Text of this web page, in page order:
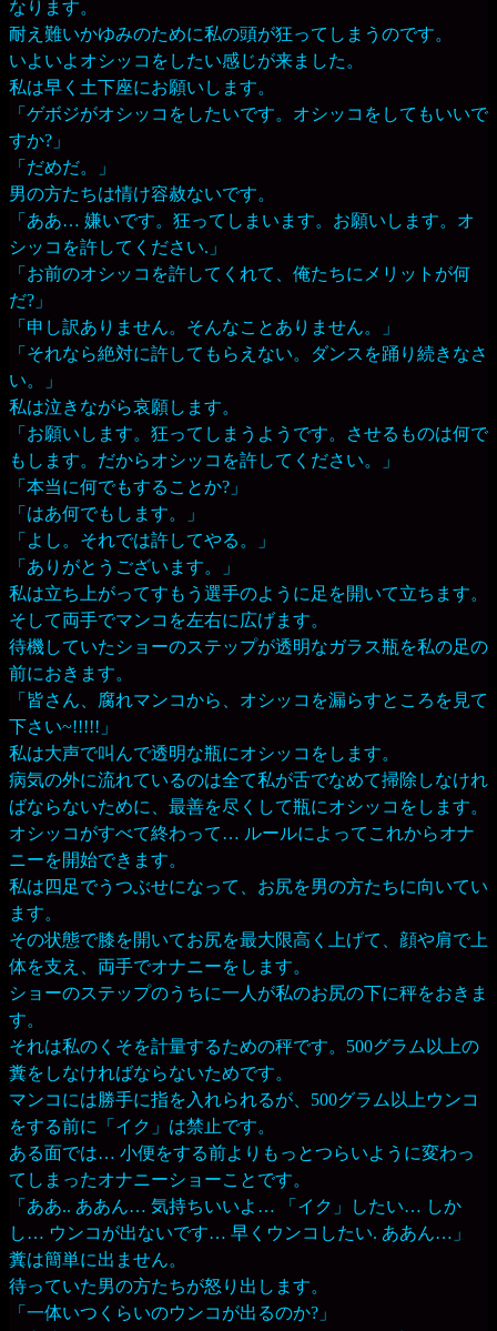
なります。
耐え難いかゆみのために私の頭が狂ってしまうのです。
いよいよオシッコをしたい感じが来ました。
私は早く土下座にお願いします。
「ゲボジがオシッコをしたいです。オシッコをしてもいいで
すか?」
「だめだ。」
男の方たちは情け容赦ないです。
「ああ… 嫌いです。狂ってしまいます。お願いします。オ
シッコを許してください.」
「お前のオシッコを許してくれて、俺たちにメリットが何
だ?」
「申し訳ありません。そんなことありません。」
「それなら絶対に許してもらえない。ダンスを踊り続きなさ
い。」
私は泣きながら哀願します。
「お願いします。狂ってしまうようです。させるものは何で
もします。だからオシッコを許してください。」
「本当に何でもすることか?」
「はあ何でもします。」
「よし。それでは許してやる。」
「ありがとうございます。」
私は立ち上がってすもう選手のように足を開いて立ちます。
そして両手でマンコを左右に広げます。
待機していたショーのステップが透明なガラス瓶を私の足の
前におきます。
「皆さん、腐れマンコから、オシッコを漏らすところを見て
下さい~!!!!!」
私は大声で叫んで透明な瓶にオシッコをします。
病気の外に流れているのは全て私が舌でなめて掃除しなけれ
ばならないために、最善を尽くして瓶にオシッコをします。
オシッコがすべて終わって… ルールによってこれからオナ
ニーを開始できます。
私は四足でうつぶせになって、お尻を男の方たちに向いてい
ます。
その状態で膝を開いてお尻を最大限高く上げて、顔や肩で上
体を支え、両手でオナニーをします。
ショーのステップのうちに一人が私のお尻の下に秤をおきま
す。
それは私のくそを計量するための秤です。500グラム以上の
糞をしなければならないためです。
マンコには勝手に指を入れられるが、500グラム以上ウンコ
をする前に「イク」は禁止です。
ある面では… 小便をする前よりもっとつらいように変わっ
てしまったオナニーショーことです。
「ああ.. ああん… 気持ちいいよ… 「イク」したい… しか
し… ウンコが出ないです… 早くウンコしたい. ああん…」
糞は簡単に出ません。
待っていた男の方たちが怒り出します。
「一体いつくらいのウンコが出るのか?」